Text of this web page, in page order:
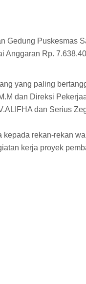
Gedung Puskesmas
Anggaran Rp.
yang paling
dan Direksi
dan Serius
kepada rekan-rekan
kerja proyek